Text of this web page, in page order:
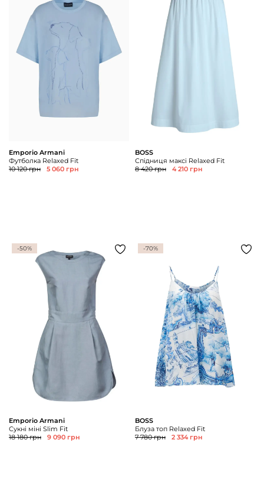
Emporio Armani
Футболка Relaxed Fit
10 120 грн
5 060 грн
BOSS
Спідниця максі Relaxed Fit
8 420 грн
4 210 грн
-50%
Emporio Armani
Сукні міні Slim Fit
18 180 грн
9 090 грн
-70%
BOSS
Блуза топ Relaxed Fit
7 780 грн
2 334 грн